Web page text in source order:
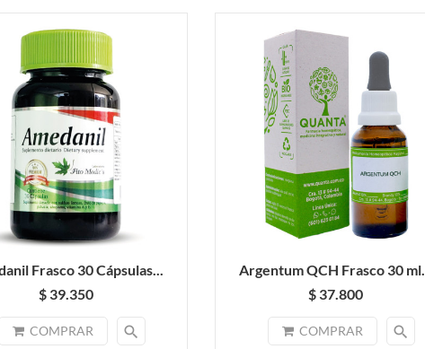
Frasco 30 Cápsulas...
$ 39.350
COMPRAR search
Argentum QCH Frasco 30 ml...
$ 37.800
COMPRAR search